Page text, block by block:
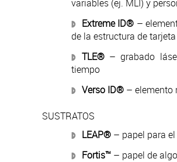
variables (ej. MLI) y
Extreme ID® –
de la estructura de tarjeta
TLE® – grabado
tiempo
Verso ID® – elemento
SUSTRATOS
LEAP® – papel para
Fortis™ – papel de